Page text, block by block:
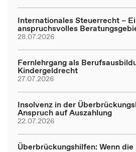
Internationales Steuerrecht –
anspruchsvolles
28.07.2026
Fernlehrgang als
Kindergeldrecht
27.07.2026
Insolvenz in der
Anspruch auf Auszahlung
22.07.2026
Überbrückungshilfen: Wenn die